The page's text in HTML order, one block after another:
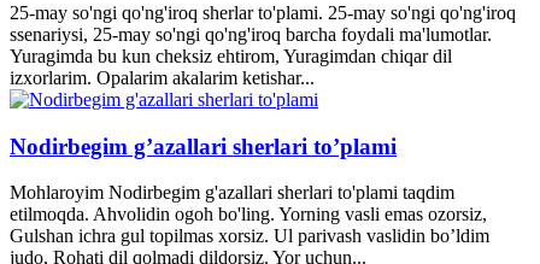
25-may so'ngi qo'ng'iroq sherlar to'plami. 25-may so'ngi qo'ng'iroq
ssenariysi, 25-may so'ngi qo'ng'iroq barcha foydali ma'lumotlar.
Yuragimda bu kun cheksiz ehtirom, Yuragimdan chiqar dil
izxorlarim. Opalarim akalarim ketishar...
Nodirbegim g’azallari sherlari to’plami
Mohlaroyim Nodirbegim g'azallari sherlari to'plami taqdim
etilmoqda. Ahvolidin ogoh bo'ling. Yorning vasli emas ozorsiz,
Gulshan ichra gul topilmas xorsiz. Ul parivash vaslidin bo’ldim
judo, Rohati dil qolmadi dildorsiz. Yor uchun...